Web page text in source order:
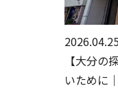
2026.04.25
【大分の
いために